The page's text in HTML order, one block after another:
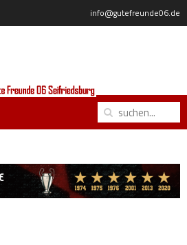
info@gutefreunde06.de